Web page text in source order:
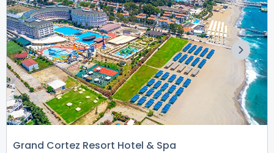
Grand Cortez Resort Hotel & Spa